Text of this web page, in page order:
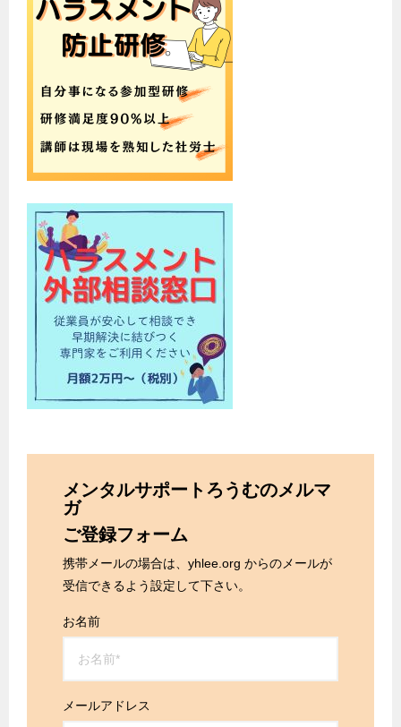
メンタルサポートろうむのメルマ
ガ
ご登録フォーム
携帯メールの場合は、yhlee.org からのメールが
受信できるよう設定して下さい。
お名前
メールアドレス